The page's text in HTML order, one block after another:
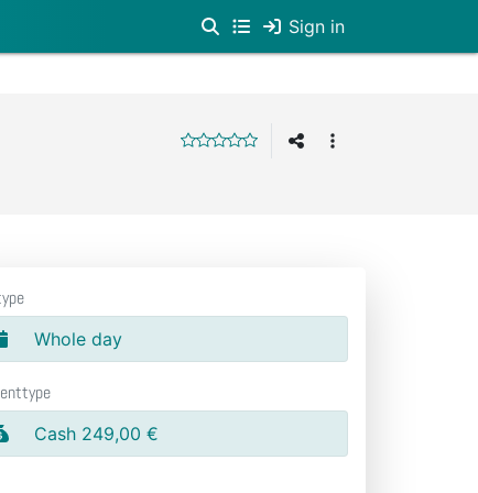
Sign in
Whole day
Cash 249,00 €